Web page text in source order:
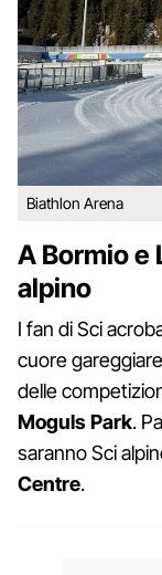
Biathlon Arena
A Bormio e
alpino
I fan di Sci
cuore
delle
Moguls Park.
saranno Sci
Centre.